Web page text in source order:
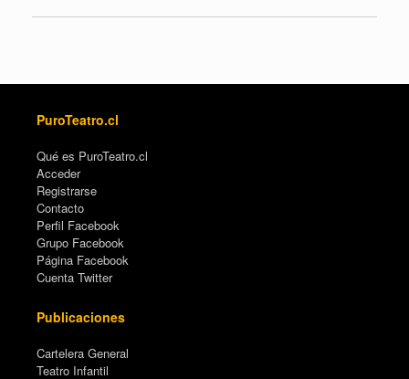
PuroTeatro.cl
Qué es PuroTeatro.cl
Acceder
Registrarse
Contacto
Perfil Facebook
Grupo Facebook
Página Facebook
Cuenta Twitter
Publicaciones
Cartelera General
Teatro Infantil